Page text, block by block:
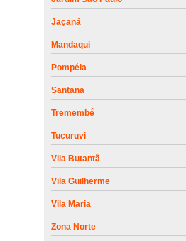
Jaçanã
Mandaqui
Pompéia
Santana
Tremembé
Tucuruvi
Vila Butantã
Vila Guilherme
Vila Maria
Zona Norte